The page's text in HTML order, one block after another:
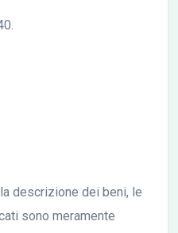
descrizione dei beni, le
sono meramente